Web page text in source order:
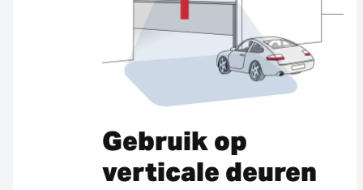
Gebruik op
verticale deuren